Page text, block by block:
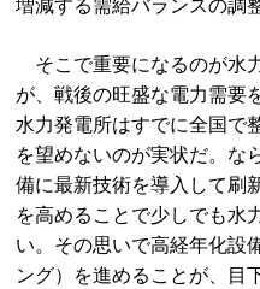
増減する需給バランスの調
そこで重要になるのが水
が、戦後の旺盛な電力需要
水力発電所はすでに全国で
を望めないのが実状だ。な
備に最新技術を導入して刷
を高めることで少しでも水
い。その思いで高経年化設
ング）を進めることが、目